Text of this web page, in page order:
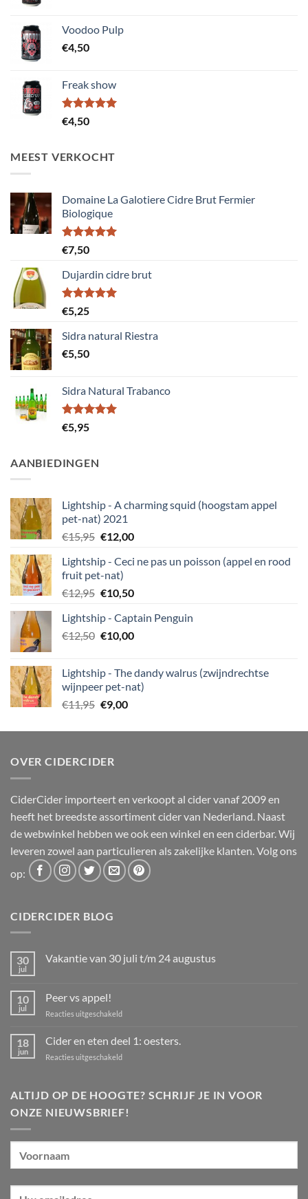
Voodoo Pulp
€4,50
Freak show
Gewaardeerd
5.00
€4,50
MEEST VERKOCHT
Domaine La Galotiere Cidre Brut Fermier
Biologique
Gewaardeerd
5.00
€7,50
Dujardin cidre brut
Gewaardeerd
5.00
€5,25
Sidra natural Riestra
€5,50
Sidra Natural Trabanco
Gewaardeerd
5.00
€5,95
AANBIEDINGEN
Lightship - A charming squid (hoogstam appel
pet-nat) 2021
€15,95 Oorspronkelijke
was:
€15,95.
€12,00Huidige
is:
Lightship - Ceci ne pas un poisson (appel en rood
fruit pet-nat)
€12,95 Oorspronkelijke
was:
€12,95.
€10,50Huidige
is:
€10,50.
Lightship - Captain Penguin
€12,50 Oorspronkelijke
€12,50.
€10,00Huidige
€10,00.
Lightship - The dandy walrus (zwijndrechtse
wijnpeer pet-nat)
€11,95 Oorspronkelijke
was:
€9,00Huidige
is:
OVER CIDERCIDER
CiderCider importeert en verkoopt al cider vanaf 2009 en
heeft het breedste assortiment cider van Nederland. Naast
de webwinkel hebben we ook een winkel en een ciderbar. Wij
leveren zowel aan particulieren als zakelijke klanten. Volg ons
op:
CIDERCIDER BLOG
30
jul
Vakantie van 30 juli t/m 24 augustus
Vakantie
30
24
augustus
10
jul
Peer vs appel!
Reacties uitgeschakeldvoor
vs
18
jun
Cider en eten deel 1: oesters.
Reacties uitgeschakeldvoor
eten
1:
ALTIJD OP DE HOOGTE? SCHRIJF JE IN VOOR
ONZE NIEUWSBRIEF!